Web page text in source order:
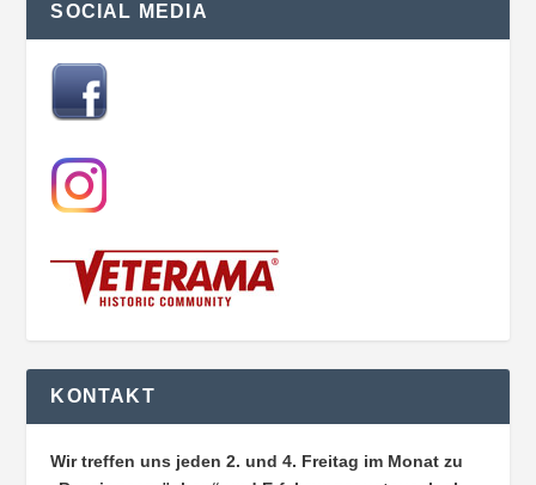
SOCIAL MEDIA
KONTAKT
Wir treffen uns jeden 2. und 4. Freitag im Monat zu